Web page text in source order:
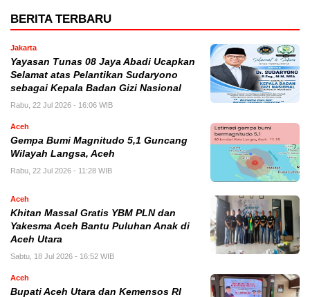
BERITA TERBARU
Jakarta
Yayasan Tunas 08 Jaya Abadi Ucapkan
Selamat atas Pelantikan Sudaryono
sebagai Kepala Badan Gizi Nasional
Rabu, 22 Jul 2026 - 16:06 WIB
Aceh
Gempa Bumi Magnitudo 5,1 Guncang
Wilayah Langsa, Aceh
Rabu, 22 Jul 2026 - 11:28 WIB
Aceh
Khitan Massal Gratis YBM PLN dan
Yakesma Aceh Bantu Puluhan Anak di
Aceh Utara
Sabtu, 18 Jul 2026 - 16:52 WIB
Aceh
Bupati Aceh Utara dan Kemensos RI